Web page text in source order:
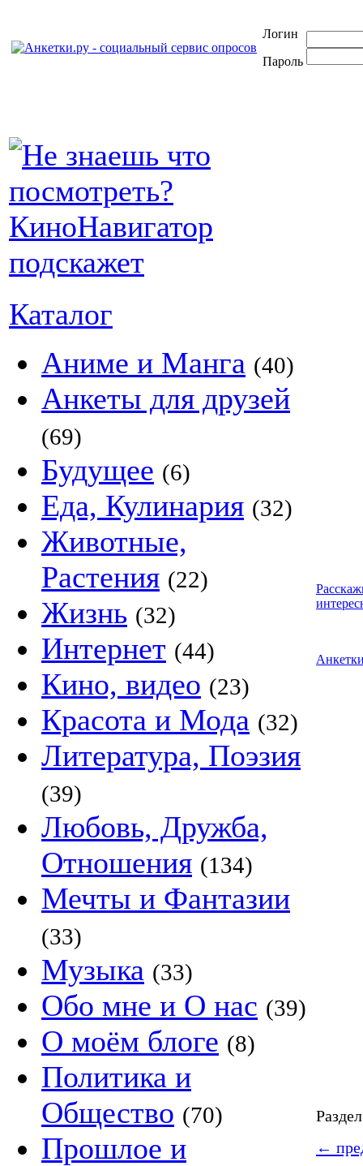
Логин
Пароль
Каталог
Аниме и Манга (40)
Анкеты для друзей
(69)
Будущее (6)
Еда, Кулинария (32)
Животные,
Растения (22)
Жизнь (32)
Интернет (44)
Кино, видео (23)
Красота и Мода (32)
Литература, Поэзия
(39)
Любовь, Дружба,
Отношения (134)
Мечты и Фантазии
(33)
Музыка (33)
Обо мне и О нас (39)
О моём блоге (8)
Политика и
Общество (70)
Прошлое и
←